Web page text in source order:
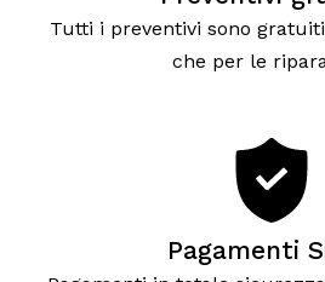
Tutti i preventivi sono
che per le
Pagamenti